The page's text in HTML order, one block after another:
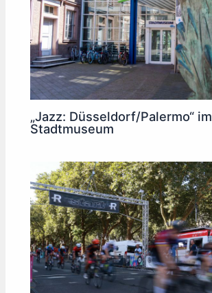
„Jazz: Düsseldorf/Palermo“ im
Stadtmuseum